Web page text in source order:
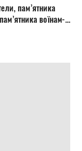
пам’ятника
воїнам-